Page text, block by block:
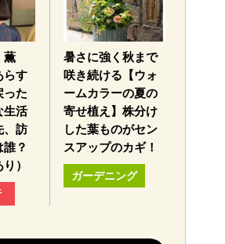
薫
らす
った
生活
、訪
？
）
暑さに強く秋まで
咲き続ける【ウォ
ームカラーの夏の
寄せ植え】株分け
した葉ものがセン
スアップのカギ！
ガーデニング